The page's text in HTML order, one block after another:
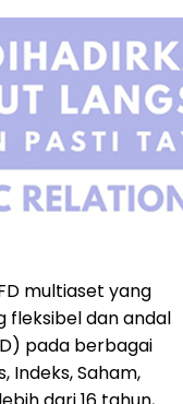
multiaset yang
fleksibel dan andal
pada berbagai
Indeks, Saham,